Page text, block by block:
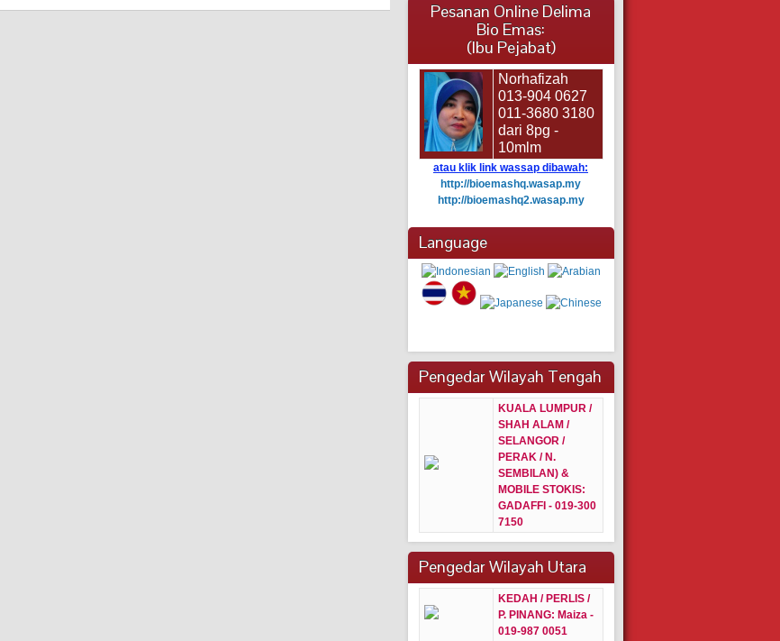
Pesanan Online Delima
Bio Emas:
(Ibu Pejabat)
Norhafizah
013-904 0627
011-3680 3180
dari 8pg -
10mlm
atau klik link wassap dibawah:
http://bioemashq.wasap.my
http://bioemashq2.wasap.my
Language
Pengedar Wilayah Tengah
KUALA LUMPUR /
SHAH ALAM /
SELANGOR /
PERAK / N.
SEMBILAN) &
MOBILE STOKIS:
GADAFFI - 019-300
7150
Pengedar Wilayah Utara
KEDAH / PERLIS /
P. PINANG: Maiza -
019-987 0051